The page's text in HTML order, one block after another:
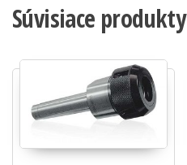
Súvisiace produkty